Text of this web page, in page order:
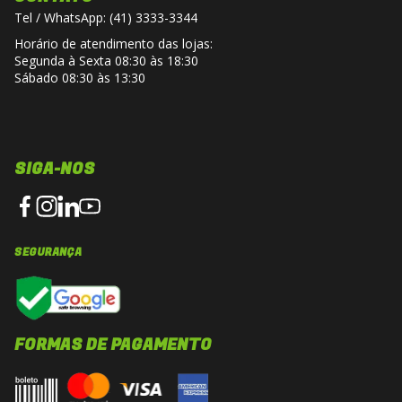
*Imagens meramente ilustrativas.
*O capacete é enviado com viseira cristal
(transparente).
*Viseiras escuras ou coloridas são vendidas
Tel / WhatsApp: (41) 3333-3344
Horário de atendimento das lojas:
Segunda à Sexta 08:30 às 18:30
Sábado 08:30 às 13:30
SIGA-NOS
SEGURANÇA
FORMAS DE PAGAMENTO